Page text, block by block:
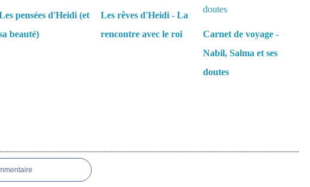
pensées d'Heidi (et
beauté)
Les rêves d'Heidi - La
rencontre avec le roi
Carnet de voyage -
Nabil, Salma et ses
doutes